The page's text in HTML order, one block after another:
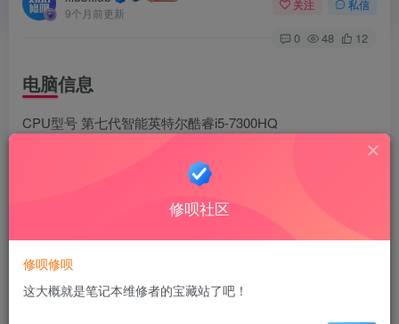
9个月前更新
关注 私信
0 48 12
电脑信息
CPU型号 第七代智能英特尔酷睿i5-7300HQ
显卡 NVIDIA GeForce GTX 1050
修呗社区
修呗修呗
这大概就是笔记本维修者的宝藏站了吧！